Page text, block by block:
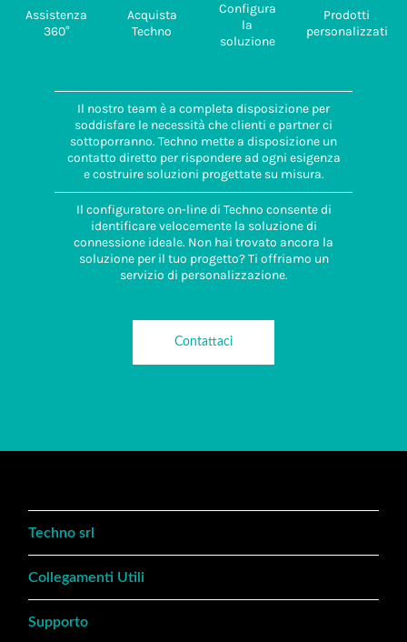
Assistenza
360°
Acquista
Techno
Configura
la
soluzione
Prodotti
personalizzati
Il nostro team è a completa disposizione per
soddisfare le necessità che clienti e partner ci
sottoporranno. Techno mette a disposizione un
contatto diretto per rispondere ad ogni esigenza
e costruire soluzioni progettate su misura.
Il configuratore on-line di Techno consente di
identificare velocemente la soluzione di
connessione ideale. Non hai trovato ancora la
soluzione per il tuo progetto? Ti offriamo un
servizio di personalizzazione.
Contattaci
Techno srl
Collegamenti Utili
Supporto